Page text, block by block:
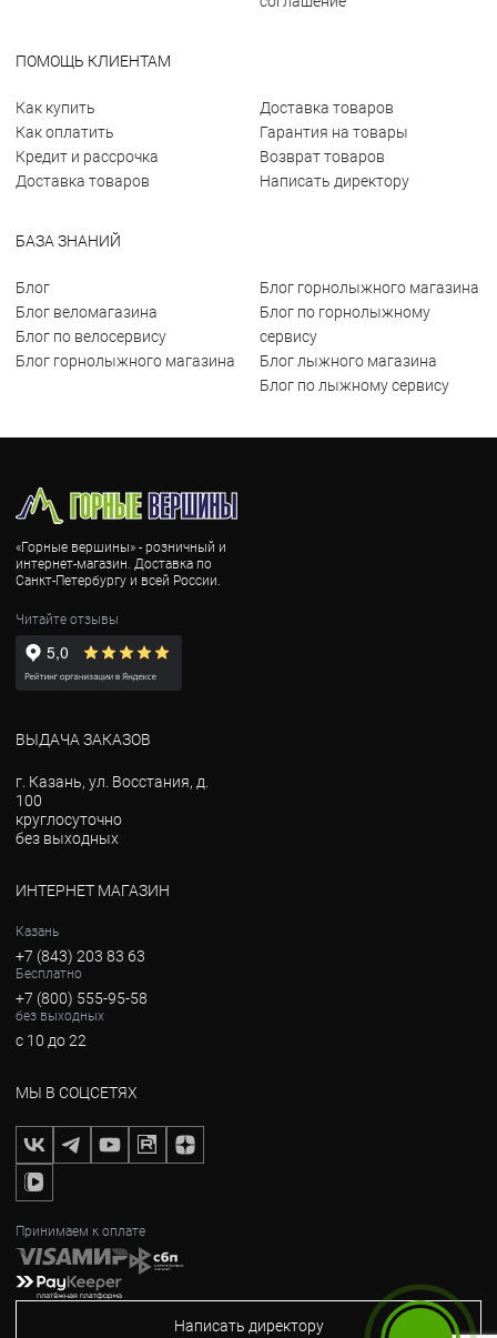
ПОМОЩЬ КЛИЕНТАМ
Как купить
Как оплатить
Кредит и рассрочка
Доставка товаров
Доставка товаров
Гарантия на товары
Возврат товаров
Написать директору
БАЗА ЗНАНИЙ
Блог
Блог веломагазина
Блог по велосервису
Блог горнолыжного магазина
Блог горнолыжного магазина
Блог по горнолыжному
сервису
Блог лыжного магазина
Блог по лыжному сервису
«Горные вершины» - розничный и
интернет-магазин. Доставка по
Санкт-Петербургу и всей России.
Читайте отзывы
ВЫДАЧА ЗАКАЗОВ
г. Казань, ул. Восстания, д.
100
круглосуточно
без выходных
ИНТЕРНЕТ МАГАЗИН
Казань
+7 (843) 203 83 63
Бесплатно
+7 (800) 555-95-58
без выходных
с 10 до 22
МЫ В СОЦСЕТЯХ
Принимаем к оплате
Написать директору